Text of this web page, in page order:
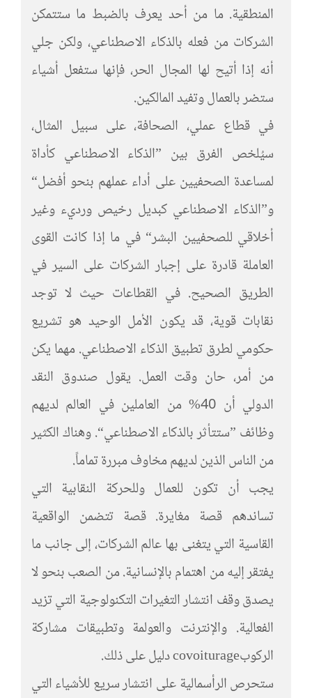
المنطقية. ما من أحد يعرف بالضبط ما ستتمكن
الشركات من فعله بالذكاء الاصطناعي، ولكن جلي
أنه إذا أتيح لها المجال الحر، فإنها ستفعل أشياء
ستضر بالعمال وتفيد المالكين.
في قطاع عملي، الصحافة، على سبيل المثال،
سيُلخص الفرق بين ”الذكاء الاصطناعي كأداة
لمساعدة الصحفيين على أداء عملهم بنحو أفضل“
و”الذكاء الاصطناعي كبديل رخيص ورديء وغير
أخلاقي للصحفيين البشر“ في ما إذا كانت القوى
العاملة قادرة على إجبار الشركات على السير في
الطريق الصحيح. في القطاعات حيث لا توجد
نقابات قوية، قد يكون الأمل الوحيد هو تشريع
حكومي لطرق تطبيق الذكاء الاصطناعي. مهما يكن
من أمر، حان وقت العمل. يقول صندوق النقد
الدولي أن 40% من العاملين في العالم لديهم
وظائف ”ستتأثر بالذكاء الاصطناعي“. وهناك الكثير
من الناس الذين لديهم مخاوف مبررة تماماً.
يجب أن تكون للعمال وللحركة النقابية التي
تساندهم قصة مغايرة. قصة تتضمن الواقعية
القاسية التي يتغنى بها عالم الشركات، إلى جانب ما
يفتقر إليه من اهتمام بالإنسانية. من الصعب بنحو لا
يصدق وقف انتشار التغيرات التكنولوجية التي تزيد
الفعالية. والإنترنت والعولمة وتطبيقات مشاركة
الركوبcovoiturage دليل على ذلك.
ستحرص الرأسمالية على انتشار سريع للأشياء التي